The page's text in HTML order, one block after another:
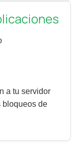
a tu servidor
bloqueos de